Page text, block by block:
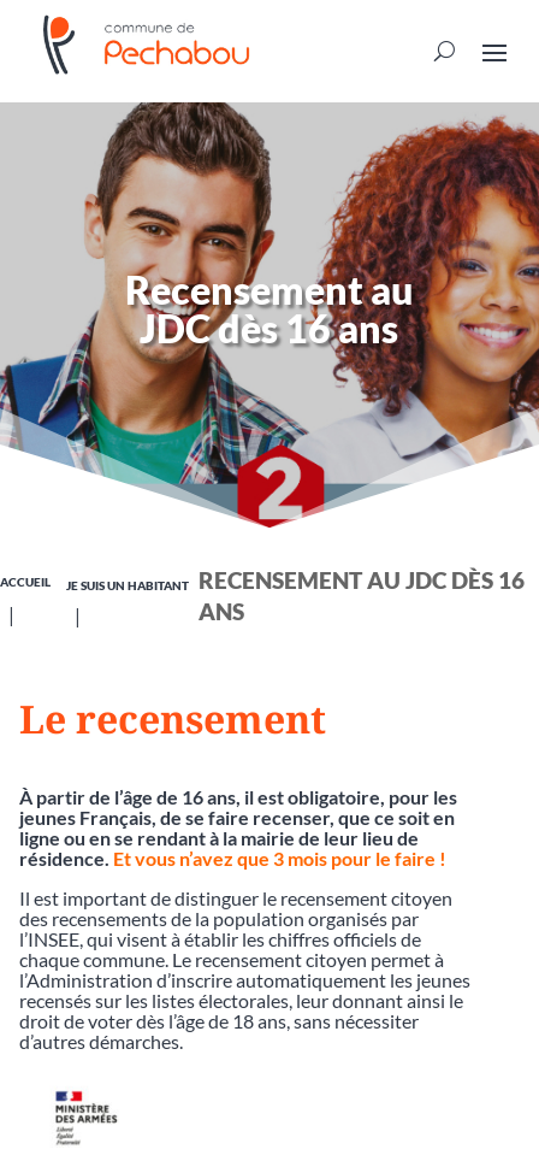
Recensement au
JDC dès 16 ans
ACCUEIL JE SUIS UN HABITANT
RECENSEMENT AU JDC DÈS 16
ANS
Le recensement
À partir de l’âge de 16 ans, il est obligatoire, pour les
jeunes Français, de se faire recenser, que ce soit en
ligne ou en se rendant à la mairie de leur lieu de
résidence. Et vous n’avez que 3 mois pour le faire !
Il est important de distinguer le recensement citoyen
des recensements de la population organisés par
l’INSEE, qui visent à établir les chiffres officiels de
chaque commune. Le recensement citoyen permet à
l’Administration d’inscrire automatiquement les jeunes
recensés sur les listes électorales, leur donnant ainsi le
droit de voter dès l’âge de 18 ans, sans nécessiter
d’autres démarches.